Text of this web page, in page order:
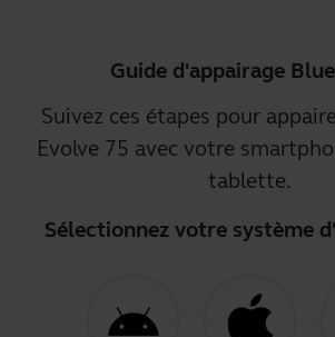
Guide d'appairage
Suivez ces étapes pour
Evolve 75 avec votre
tablette.
Sélectionnez votre système